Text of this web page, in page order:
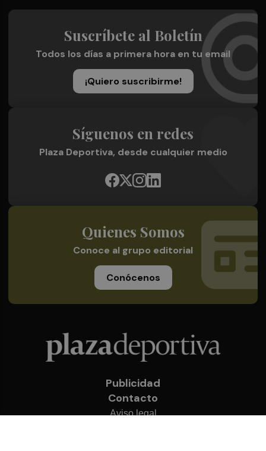
Suscríbete al Boletín
Todos los días a primera hora en tu email
¡Quiero suscribirme!
Síguenos en redes
Plaza Deportiva, desde cualquier medio
Quienes Somos
Conoce al grupo editorial
Conócenos
Publicidad
Contacto
Aviso legal